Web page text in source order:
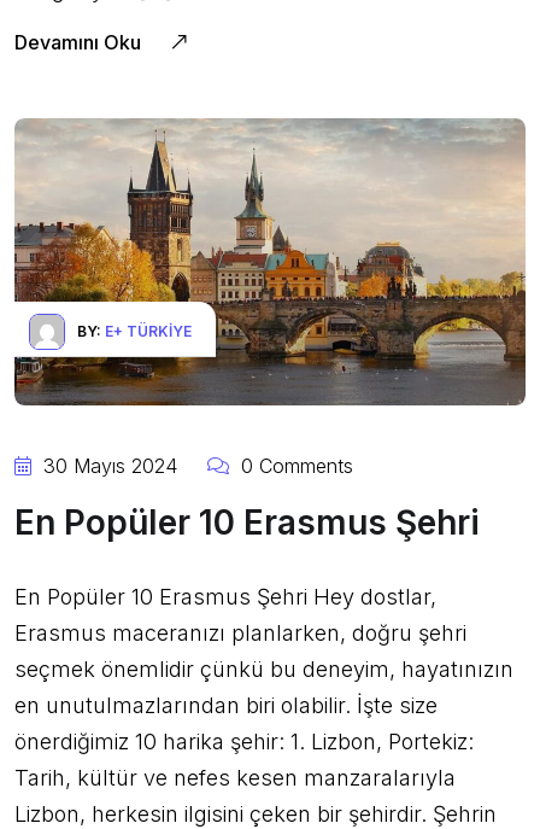
Devamını Oku
BY: E+ TÜRKIYE
30 Mayıs 2024 0 Comments
En Popüler 10 Erasmus Şehri
En Popüler 10 Erasmus Şehri Hey dostlar,
Erasmus maceranızı planlarken, doğru şehri
seçmek önemlidir çünkü bu deneyim, hayatınızın
en unutulmazlarından biri olabilir. İşte size
önerdiğimiz 10 harika şehir: 1. Lizbon, Portekiz:
Tarih, kültür ve nefes kesen manzaralarıyla
Lizbon, herkesin ilgisini çeken bir şehirdir. Şehrin